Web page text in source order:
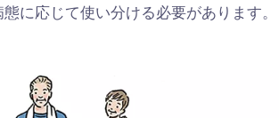
に応じて使い分ける必要があります。